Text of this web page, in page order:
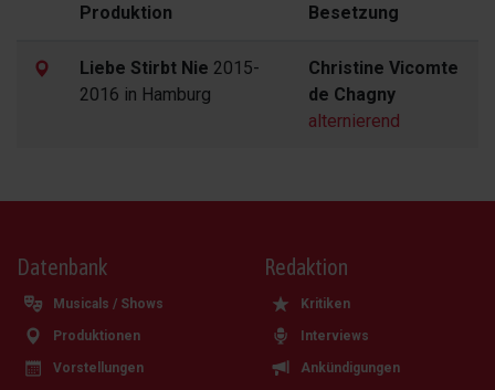
Produktion Besetzung
Liebe Stirbt Nie 2015-
2016 in Hamburg
Christine Vicomte
de Chagny
alternierend
Datenbank
Musicals / Shows
Produktionen
Vorstellungen
Redaktion
Kritiken
Interviews
Ankündigungen